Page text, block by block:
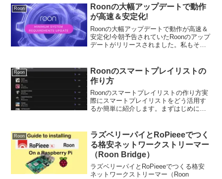
もハートマークも新環境でフォルダの位
置や名前が変わっ...
Roon
Roonの大幅アップデートで動作
が高速＆安定化!
Roonの大幅アップデートで動作が高速＆
安定化!今朝予告されていたRoonのアップ
デートがリリースされました。私もそれ
るほど動作が高速＆安定化していて驚き
ました。Roo...
Roon
Roonのスマートプレイリストの
作り方
Roonのスマートプレイリストの作り方実
際にスマートプレイリストをどう活用す
るか簡単に紹介します。まずはじめに、
やジャンルに関連する情報を集め、整理
し、提供するプロセスを...
Roon
ラズベリーパイとRoPieeeでつく
る格安ネットワークストリーマー
（Roon Bridge）
ラズベリーパイとRoPieeeでつくる格安
ネットワークストリーマー（Roon